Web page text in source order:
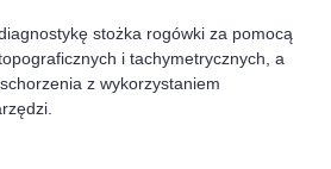
stożka rogówki za pomocą
i tachymetrycznych, a
z wykorzystaniem